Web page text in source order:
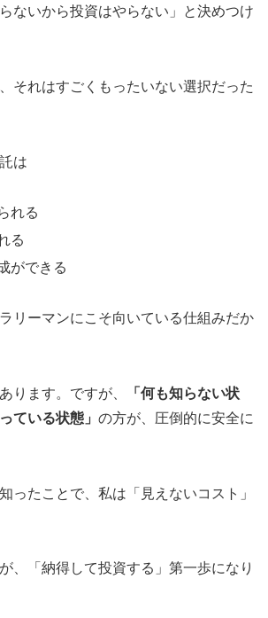
ないから投資はやらない」と決めつけ
それはすごくもったいない選択だった
は
れる
る
ができる
リーマンにこそ向いている仕組みだか
ります。ですが、
「何も知らない状
ている状態」 の方が、圧倒的に安全に
ったことで、私は「見えないコスト」
、「納得して投資する」第一歩になり